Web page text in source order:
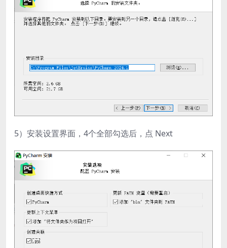
5）安装设置界面，4个全部勾选后，点 Next